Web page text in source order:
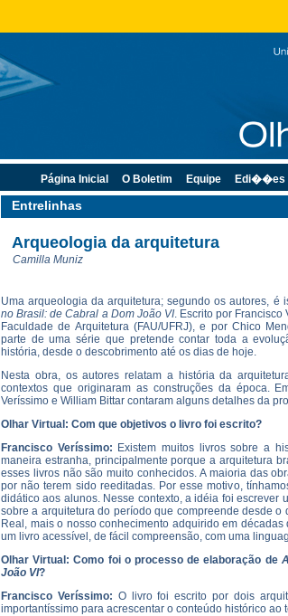
Entrelinhas
Arqueologia da arquitetura
Camilla Muniz
Uma arqueologia da arquitetura; segundo os autores,
no Brasil: de Cabral a Dom João VI. Escrito por Francisco
Faculdade de Arquitetura (FAU/UFRJ), e por Chico
parte de uma série que pretende contar toda a
história, desde o descobrimento até os dias de hoje.
Nesta obra, os autores relatam a história da
contextos que originaram as construções da época.
Veríssimo e William Bittar contaram alguns detalhes da
Olhar Virtual: Com que objetivos o livro foi escrito?
Francisco Veríssimo: Existem muitos livros sobre a
maneira estranha, principalmente porque a arquitetura
esses livros não são muito conhecidos. A maioria das
por não terem sido reeditadas. Por esse motivo,
didático aos alunos. Nesse contexto, a idéia foi escrever
sobre a arquitetura do período que compreende desde
Real, mais o nosso conhecimento adquirido em
um livro acessível, de fácil compreensão, com uma
Olhar Virtual: Como foi o processo de elaboração de
João VI?
Francisco Veríssimo: O livro foi escrito por dois
importantíssimo para acrescentar o conteúdo histórico ao
Página Inicial O Boletim Equipe Edi��es